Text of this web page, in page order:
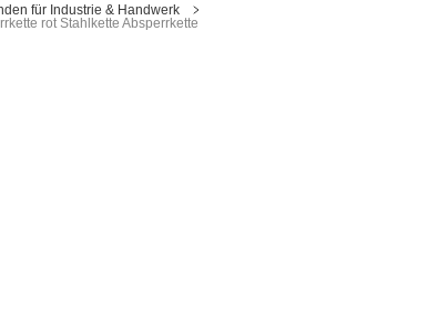
für Industrie & Handwerk
rot Stahlkette Absperrkette